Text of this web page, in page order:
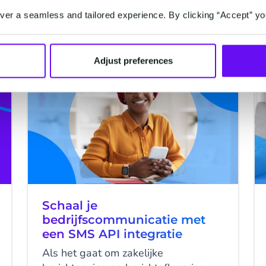
a seamless and tailored experience. By clicking “Accept”
Adjust preferences
Jun 21, 2022
SMS
Schaal je
bedrijfscommunicatie met
een SMS API integratie
Als het gaat om zakelijke